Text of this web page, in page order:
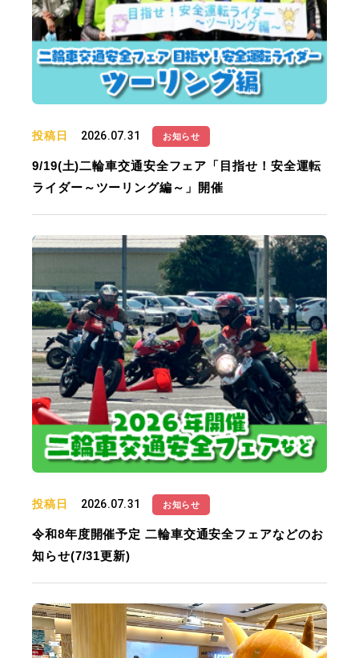
投稿日 2026.07.31 お知らせ
9/19(土)二輪車交通安全フェア「目指せ！安全運転
ライダー～ツーリング編～」開催
投稿日 2026.07.31 お知らせ
令和8年度開催予定 二輪車交通安全フェアなどのお
知らせ(7/31更新)